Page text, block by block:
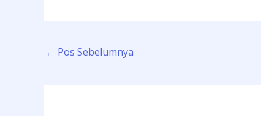
← Pos Sebelumnya